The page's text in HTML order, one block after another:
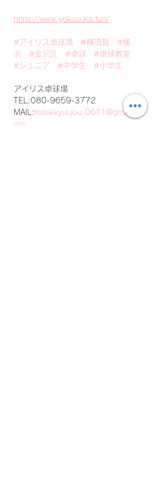
https://www.yokosuka.fun/
#アイリス卓球場 #横須賀
#横
浜
#金沢区 #卓球
#卓球教室
#ジュニア
#中学生 #小学生
アイリス卓球場
TEL:080-9659-3772
MAIL:iristakkyuujou.0611@gmail.c
om